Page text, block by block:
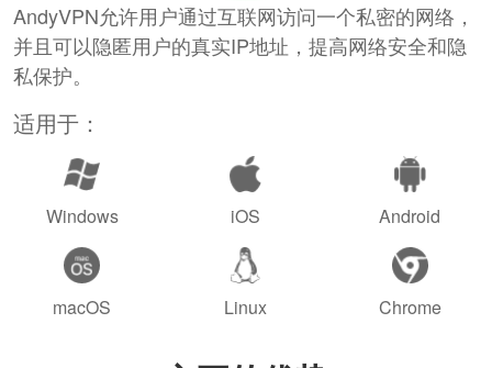
AndyVPN允许用户通过互联网访问一个私密的网络，
并且可以隐匿用户的真实IP地址，提高网络安全和隐
私保护。
适用于：
Windows iOS Android
macOS Linux Chrome